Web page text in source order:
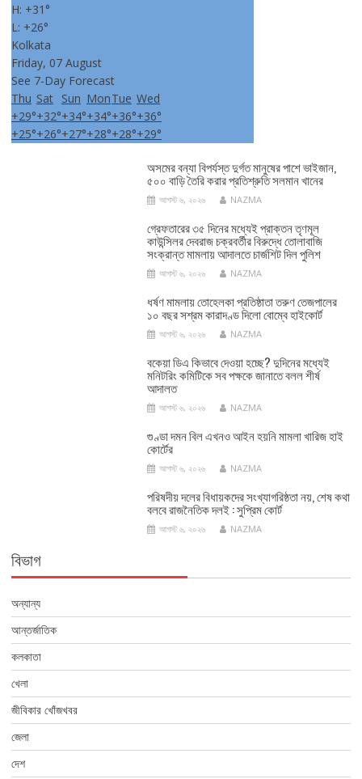
H: +31°
L: +26°
Kolkata
Friday, 07 August
See 7-Day Forecast
Thu Sat Sun MonTue Wed
+29°+32°+34°+34°+36°+36°
+25°+26°+27°+28°+28°+29°
অসমের বন্যা বিপর্যস্ত দুর্গত মানুষের পাশে ভাইজান,
৫০০ বাড়ি তৈরি করার প্রতিশ্রুতি সলমান খানের
আগস্ট ৬, ২০২৬ NAZMA
গ্রেফতারের ৩৫ দিনের মধ্যেই প্রাক্তন তৃণমূল
কাউন্সিলর দেবরাজ চক্রবর্তীর বিরুদ্ধে তোলাবাজি
সংক্রান্ত মামলায় আদালতে চার্জশিট দিল পুলিশ
আগস্ট ৬, ২০২৬ NAZMA
ধর্ষণ মামলায় তোহেলকা প্রতিষ্ঠাতা তরুণ তেজপালের
১০ বছর সশ্রম কারাদণ্ড দিলো বোম্বে হাইকোর্ট
আগস্ট ৬, ২০২৬ NAZMA
বকেয়া ডিএ কিভাবে দেওয়া হচ্ছে? দুদিনের মধ্যেই
মনিটরিং কমিটিকে সব পক্ষকে জানাতে বলল শীর্ষ
আদালত
আগস্ট ৬, ২০২৬ NAZMA
গুণ্ডা দমন বিল এখনও আইন হয়নি মামলা খারিজ হাই
কোর্টের
আগস্ট ৬, ২০২৬ NAZMA
পরিষদীয় দলের বিধায়কদের সংখ্যাগরিষ্ঠতা নয়, শেষ কথা
বলবে রাজনৈতিক দলই : সুপ্রিম কোর্ট
আগস্ট ৬, ২০২৬ NAZMA
বিভাগ
অন্যান্য
আন্তর্জাতিক
কলকাতা
খেলা
জীবিকার খোঁজখবর
জেলা
দেশ